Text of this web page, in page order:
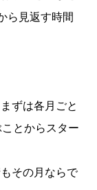
ら見返す時間
ずは各月ごと
とからスター
その月ならで